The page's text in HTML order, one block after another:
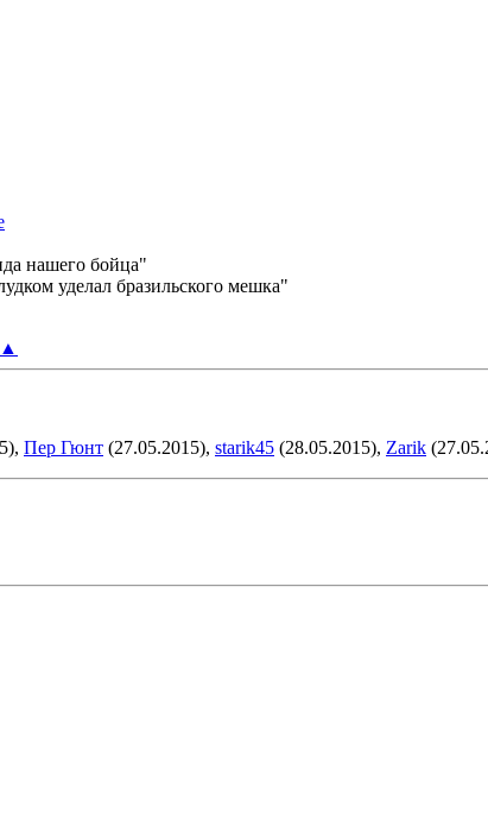
нашего бойца"
уделал бразильского мешка"
▲
Пер Гюнт (27.05.2015), starik45 (28.05.2015), Zarik